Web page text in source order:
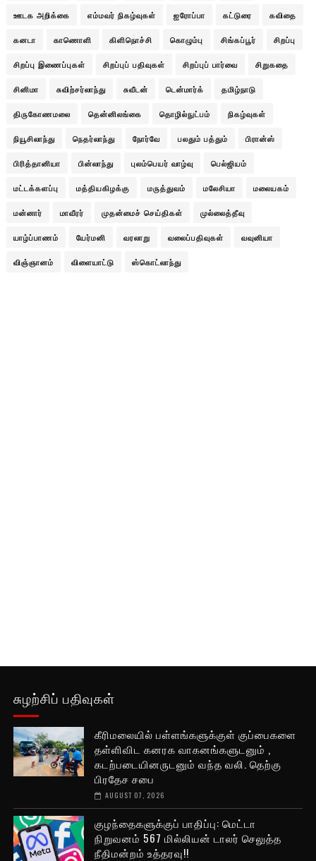
ஊடக அறிக்கை எம்மவர் நிகழ்வுகள் ஐரோப்பா கட்டுரை கவிதை
கனடா காணொளி கிளிநொச்சி கொழும்பு சிங்கப்பூர் சிறப்பு
சிறப்பு இணைப்புகள் சிறப்புப் பதிவுகள் சிறப்புப் பார்வை சிறுகதை
சினிமா சுவிற்சர்லாந்து சுவீடன் டென்மார்க் தமிழ்நாடு
திருகோணமலை தென்னிலங்கை தொழில்நுட்பம் நிகழ்வுகள்
நியூசிலாந்து நெதர்லாந்து நோர்வே பலதும் பத்தும் பிரான்ஸ்
பிரித்தானியா பின்லாந்து புலம்பெயர் வாழ்வு பெல்ஜியம்
மட்டக்களப்பு மத்தியகிழக்கு மருத்துவம் மலேசியா மலையகம்
மன்னார் மாவீரர் முதன்மைச் செய்திகள் முல்லைத்தீவு
யாழ்ப்பாணம் யேர்மனி வரலாறு வலைப்பதிவுகள் வவுனியா
விஞ்ஞானம் விளையாட்டு ஸ்கொட்லாந்து
சுழற்சிப் பதிவுகள்
கீரிமலையில் பள்ளங்களுக்குள் குப்பைகளை
தள்ளிவிட கனரக வாகனங்களுடனும் ,
கடற்படையினருடனும் வந்த வலி. தெற்கு
பிரதேச சபை
AUGUST 07, 2026
குழந்தைகளுக்குப் பாதிப்பு: மெட்டா
நிறுவனம் 567 மில்லியன் டாலர் செலுத்த
நீதிமன்றம் உத்தரவு!!